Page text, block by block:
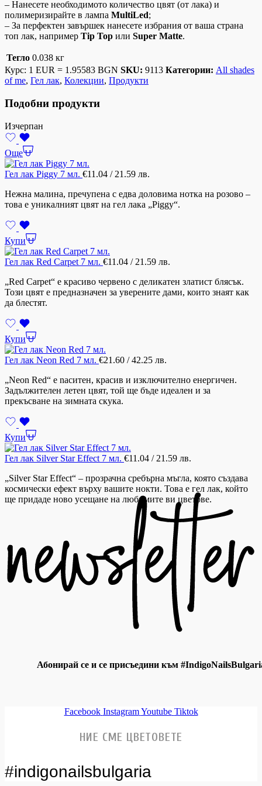
– Нанесете необходимото количество цвят (от лака) и
полимеризирайте в лампа MultiLed;
– За перфектен завършек нанесете избрания от ваша страна
топ лак, например Tip Top или Super Matte.
Тегло 0.038 кг
Курс: 1 EUR = 1.95583 BGN SKU: 9113 Категории: All shades
of me, Гел лак, Колекции, Продукти
Подобни продукти
Изчерпан
Още
Гел лак Piggy 7 мл. €11.04 / 21.59 лв.
Нежна малина, пречупена с едва доловима нотка на розово –
това е уникалният цвят на гел лака „Piggy“.
Купи
Гел лак Red Carpet 7 мл. €11.04 / 21.59 лв.
„Red Carpet“ е красиво червено с деликатен златист блясък.
Този цвят е предназначен за уверените дами, които знаят как
да блестят.
Купи
Гел лак Neon Red 7 мл. €21.60 / 42.25 лв.
„Neon Red“ е nаситен, красив и изключително енергичен.
Задължителен летен цвят, той ще бъде идеален и за
прекъсване на зимната скука.
Купи
Гел лак Silver Star Effect 7 мл. €11.04 / 21.59 лв.
„Silver Star Effect“ – прозрачна сребърна мъгла, която създава
космически ефект върху вашите нокти. Това е гел лак, който
ще придаде ново усещане на любимите ви цветове.
Абонирай се и се присъедини към
Facebook Instagram Youtube Tiktok
НИЕ СМЕ ЦВЕТОВЕТЕ
#indigonailsbulgaria